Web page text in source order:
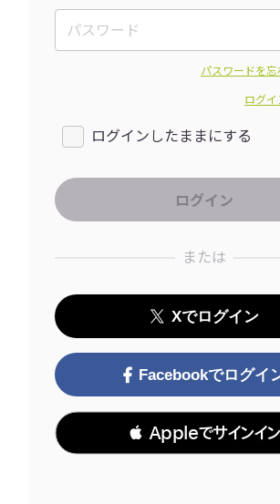
パスワードを
ログ
ログインしたままにする
または
Xでログイン
Facebookでログイ
 Appleでサインイン